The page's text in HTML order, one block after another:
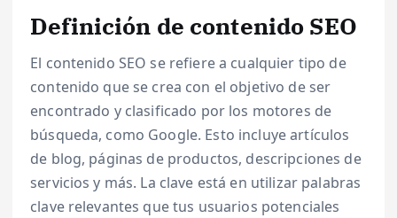
Definición de contenido SEO
El contenido SEO se refiere a cualquier tipo de
contenido que se crea con el objetivo de ser
encontrado y clasificado por los motores de
búsqueda, como Google. Esto incluye artículos
de blog, páginas de productos, descripciones de
servicios y más. La clave está en utilizar palabras
clave relevantes que tus usuarios potenciales